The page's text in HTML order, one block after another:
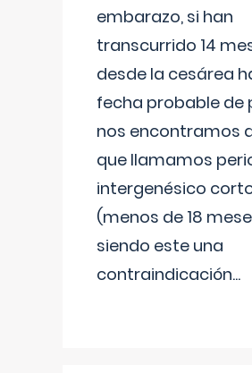
embarazo, si han
transcurrido 14
desde la cesárea
fecha probable de
nos encontramos
que llamamos
intergenésico
(menos de 18
siendo este una
contraindicación...